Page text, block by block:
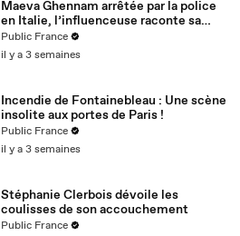
Maeva Ghennam arrêtée par la police
en Italie, l’influenceuse raconte sa
mésaventure
Public France
il y a 3 semaines
Incendie de Fontainebleau : Une scène
insolite aux portes de Paris !
Public France
il y a 3 semaines
Stéphanie Clerbois dévoile les
coulisses de son accouchement
Public France